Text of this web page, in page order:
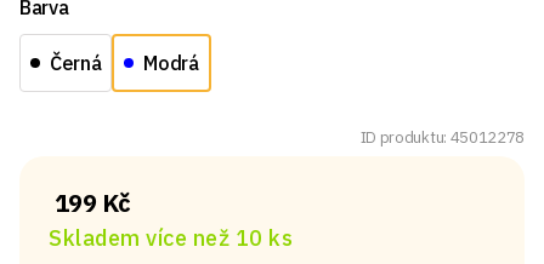
Barva
Černá Modrá
ID produktu: 45012278
199 Kč
Skladem více než 10 ks